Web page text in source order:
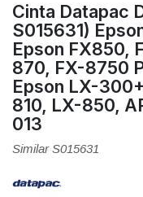
Cinta Datapac
S015631)
Epson FX850,
870, FX-8750
Epson LX-
810, LX-850,
013
Similar S015631